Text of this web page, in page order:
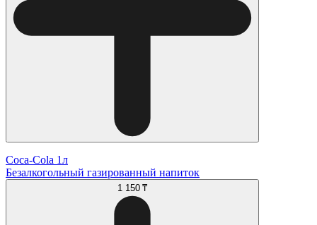
Coca-Cola 1л
Безалкогольный газированный напиток
1 150 ₸